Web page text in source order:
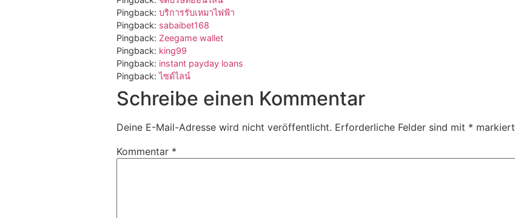
Pingback: บริการรับเหมาไฟฟ้า
Pingback: sabaibet168
Pingback: Zeegame wallet
Pingback: king99
Pingback: instant payday loans
Pingback:ไซด์ไลน์
Schreibe einen Kommentar
Deine E-Mail-Adresse wird nicht veröffentlicht. Erforderliche Felder sind mit * markiert
Kommentar *